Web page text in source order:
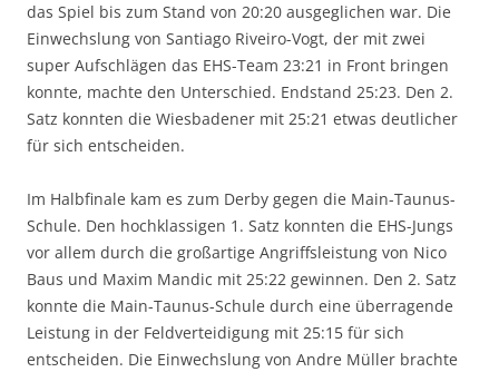
das Spiel bis zum Stand von 20:20 ausgeglichen war. Die
Einwechslung von Santiago Riveiro-Vogt, der mit zwei
super Aufschlägen das EHS-Team 23:21 in Front bringen
konnte, machte den Unterschied. Endstand 25:23. Den 2.
Satz konnten die Wiesbadener mit 25:21 etwas deutlicher
für sich entscheiden.
Im Halbfinale kam es zum Derby gegen die Main-Taunus-
Schule. Den hochklassigen 1. Satz konnten die EHS-Jungs
vor allem durch die großartige Angriffsleistung von Nico
Baus und Maxim Mandic mit 25:22 gewinnen. Den 2. Satz
konnte die Main-Taunus-Schule durch eine überragende
Leistung in der Feldverteidigung mit 25:15 für sich
entscheiden. Die Einwechslung von Andre Müller brachte